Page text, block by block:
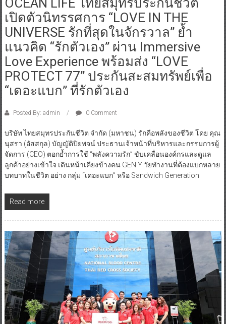
เปิดตัวนิทรรศการ “LOVE IN THE
UNIVERSE รักที่สุดในจักรวาล” ย้ำ
แนวคิด “รักตัวเอง” ผ่าน Immersive
Love Experience พร้อมส่ง “LOVE
PROTECT 77” ประกันสะสมทรัพย์เพื่อ
“เดอะแบก” ที่รักตัวเอง
Posted By: admin 0 Comment
บริษัท ไทยสมุทรประกันชีวิต จำกัด (มหาชน) รักคือพลังของชีวิต โดย คุณ
นุสรา (อัสสกุล) บัญญัติปิยพจน์ ประธานเจ้าหน้าที่บริหารและกรรมการผู้
จัดการ (CEO) ตอกย้ำการใช้ “พลังความรัก” ขับเคลื่อนองค์กรและดูแล
ลูกค้าอย่างเข้าใจ เดินหน้าเคียงข้างคน GEN Y วัยทำงานที่ต้องแบกหลาย
บทบาทในชีวิต อย่าง กลุ่ม “เดอะแบก” หรือ Sandwich Generation
Read more